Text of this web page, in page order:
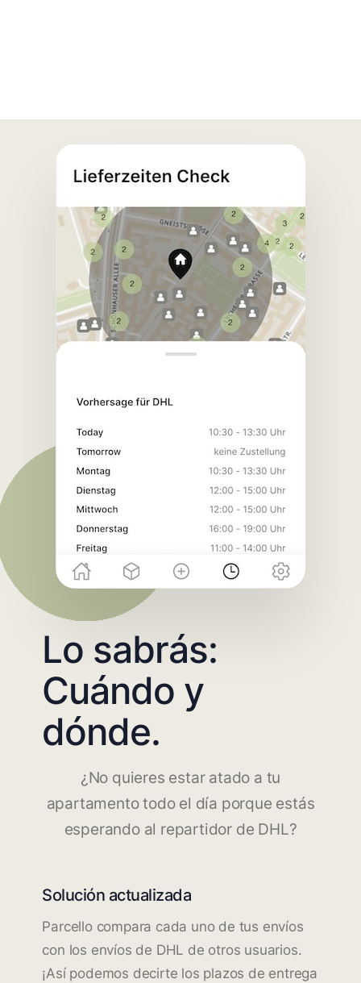
Lo sabrás:
Cuándo y
dónde.
¿No quieres estar atado a tu
apartamento todo el día porque estás
esperando al repartidor de DHL?
Solución actualizada
Parcello compara cada uno de tus envíos
con los envíos de DHL de otros usuarios.
¡Así podemos decirte los plazos de entrega